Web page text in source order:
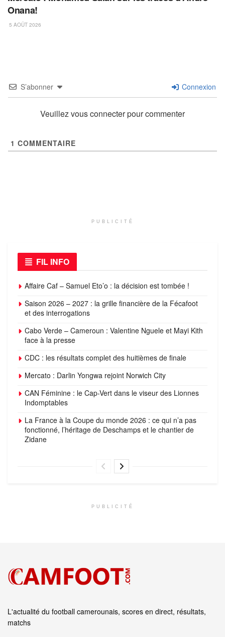
Onana!
5 AOÛT 2026
S’abonner Connexion
Veuillez vous connecter pour commenter
1 COMMENTAIRE
PUBLICITÉ
FIL INFO
Affaire Caf – Samuel Eto’o : la décision est tombée !
Saison 2026 – 2027 : la grille financière de la Fécafoot
et des interrogations
Cabo Verde – Cameroun : Valentine Nguele et Mayi Kith
face à la presse
CDC : les résultats complet des huitièmes de finale
Mercato : Darlin Yongwa rejoint Norwich City
CAN Féminine : le Cap-Vert dans le viseur des Lionnes
Indomptables
La France à la Coupe du monde 2026 : ce qui n’a pas
fonctionné, l’héritage de Deschamps et le chantier de
Zidane
PUBLICITÉ
L'actualité du football camerounais, scores en direct, résultats,
matchs